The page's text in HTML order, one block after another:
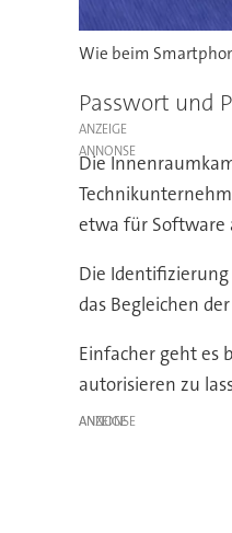
Wie beim
Passwort und
ANZEIGE
Die
etwa für Software
Die
das Begleichen
Einfacher geht es
autorisieren zu
ANZEIGE